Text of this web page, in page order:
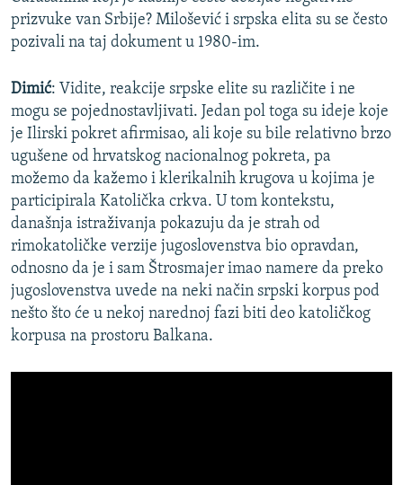
prizvuke van Srbije? Milošević i srpska elita su se često
pozivali na taj dokument u 1980-im.
Dimić: Vidite, reakcije srpske elite su različite i ne
mogu se pojednostavljivati. Jedan pol toga su ideje koje
je Ilirski pokret afirmisao, ali koje su bile relativno brzo
ugušene od hrvatskog nacionalnog pokreta, pa
možemo da kažemo i klerikalnih krugova u kojima je
participirala Katolička crkva. U tom kontekstu,
današnja istraživanja pokazuju da je strah od
rimokatoličke verzije jugoslovenstva bio opravdan,
odnosno da je i sam Štrosmajer imao namere da preko
jugoslovenstva uvede na neki način srpski korpus pod
nešto što će u nekoj narednoj fazi biti deo katoličkog
korpusa na prostoru Balkana.